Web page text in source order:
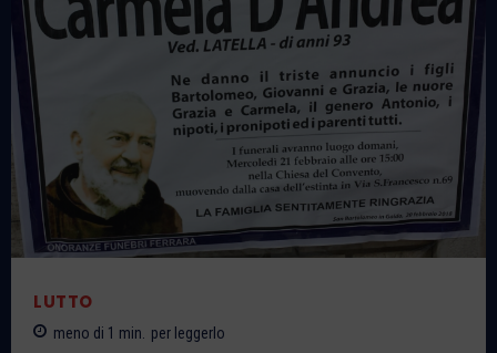
LUTTO
meno di 1 min. per leggerlo